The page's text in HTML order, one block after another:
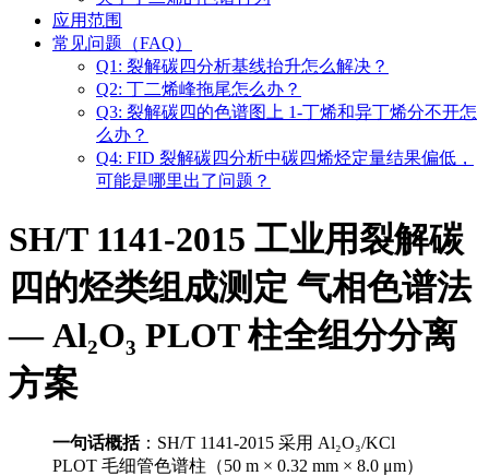
应用范围
常见问题（FAQ）
Q1: 裂解碳四分析基线抬升怎么解决？
Q2: 丁二烯峰拖尾怎么办？
Q3: 裂解碳四的色谱图上 1-丁烯和异丁烯分不开怎
么办？
Q4: FID 裂解碳四分析中碳四烯烃定量结果偏低，
可能是哪里出了问题？
SH/T 1141-2015 工业用裂解碳
四的烃类组成测定 气相色谱法
— Al₂O₃ PLOT 柱全组分分离
方案
一句话概括：SH/T 1141-2015 采用 Al₂O₃/KCl
PLOT 毛细管色谱柱（50 m × 0.32 mm × 8.0 μm）